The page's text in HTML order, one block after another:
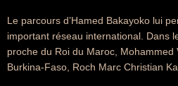
Le parcours d’Hamed Bakayoko lui
important réseau international. Dans
proche du Roi du Maroc, Mohammed
Burkina-Faso, Roch Marc Christian